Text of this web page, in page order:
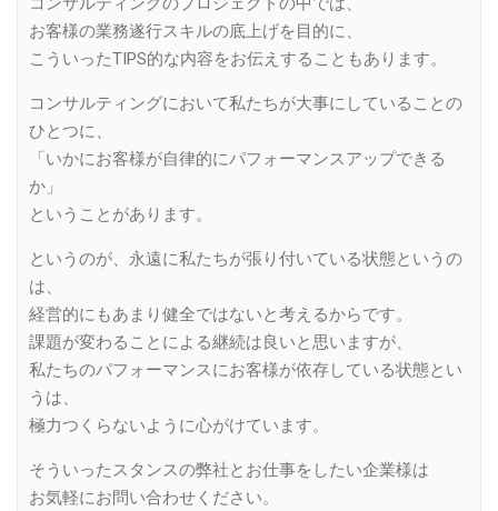
お客様の業務遂行スキルの底上げを目的に、
こういったTIPS的な内容をお伝えすることもあります。
コンサルティングにおいて私たちが大事にしていることの
ひとつに、
「いかにお客様が自律的にパフォーマンスアップできる
か」
ということがあります。
というのが、永遠に私たちが張り付いている状態というの
は、
経営的にもあまり健全ではないと考えるからです。
課題が変わることによる継続は良いと思いますが、
私たちのパフォーマンスにお客様が依存している状態とい
うは、
極力つくらないように心がけています。
そういったスタンスの弊社とお仕事をしたい企業様は
お気軽にお問い合わせください。